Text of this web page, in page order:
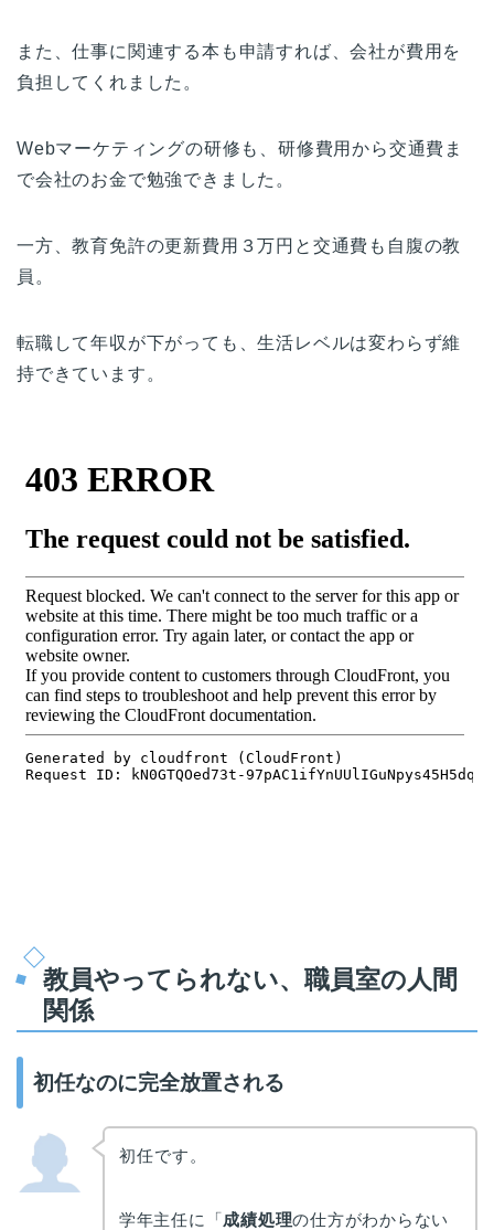
また、仕事に関連する本も申請すれば、会社が費用を
負担してくれました。
Webマーケティングの研修も、研修費用から交通費ま
で会社のお金で勉強できました。
一方、教育免許の更新費用３万円と交通費も自腹の教
員。
転職して年収が下がっても、生活レベルは変わらず維
持できています。
教員やってられない、職員室の人間
関係
初任なのに完全放置される
初任です。
学年主任に「成績処理の仕方がわからない